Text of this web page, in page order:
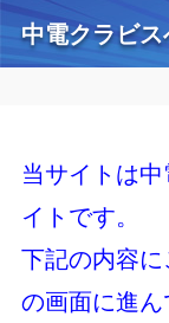
中電クラビ
当サイトは
イトです。
下記の内容
の画面に進ん